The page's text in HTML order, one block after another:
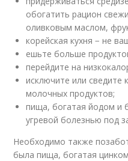
обогатить рацион
оливковым маслом,
корейская кухня − не
ешьте больше
перейдите на
исключите или сведите
молочных продуктов;
пища, богатая йодом и
угревой болезнью под
Необходимо также
была пища, богатая